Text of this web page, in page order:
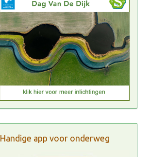
Handige app voor onderweg